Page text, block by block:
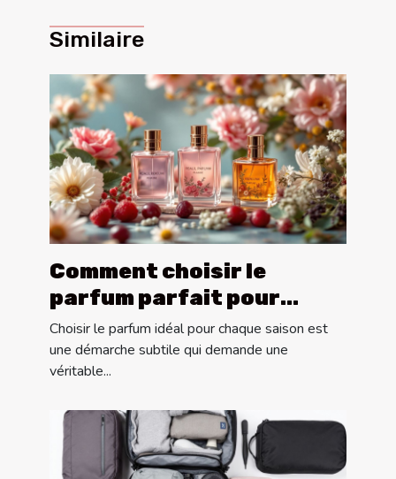
Similaire
Comment choisir le
parfum parfait pour
chaque saison ?
Choisir le parfum idéal pour chaque saison est
une démarche subtile qui demande une
véritable...